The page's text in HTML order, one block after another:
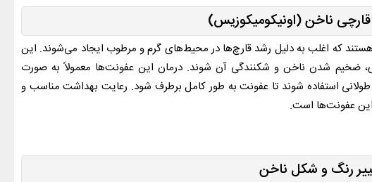
ناخن (اونیکومیکوزیس)
که اغلب به دلیل رشد قارچ‌ها در محیط‌های گرم و مرطوب ایجاد می‌شوند. این
ضخیم شدن ناخن و شکنندگی آن شوند. درمان این عفونت‌ها معمولاً به صورت
استفاده شوند تا عفونت به طور کامل برطرف شود. رعایت بهداشت مناسب و
عفونت‌ها است.
رنگ و شکل ناخن